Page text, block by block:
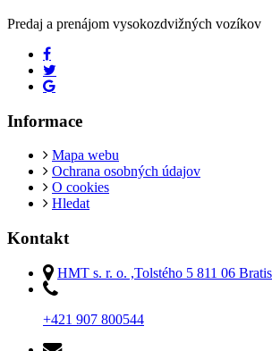
Predaj a prenájom vysokozdvižných vozíkov
Informace
Mapa webu
Ochrana osobných údajov
O cookies
Hledat
Kontakt
HMT s. r. o. ,Tolstého 5 811 06
+421 907 800544